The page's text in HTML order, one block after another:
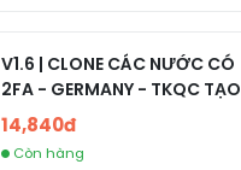
V1.6 | CLONE CÁC NƯỚC CÓ
2FA - GERMANY - TKQC TẠO
TRÊN 3 NGÀY - LIVE ADS -
fviainboxes.com - CLONE
NEW KHÔNG BẢO HÀNH
14,840đ
Còn hàng